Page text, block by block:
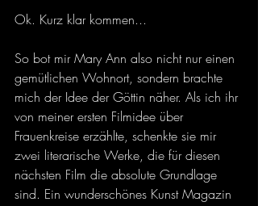
Ok. Kurz klar kommen...
So bot mir Mary Ann also nicht nur einen
gemütlichen Wohnort, sondern brachte
mich der Idee der Göttin näher. Als ich ihr
von meiner ersten Filmidee über
Frauenkreise erzählte, schenkte sie mir
zwei literarische Werke, die für diesen
nächsten Film die absolute Grundlage
sind. Ein wunderschönes Kunst Magazin